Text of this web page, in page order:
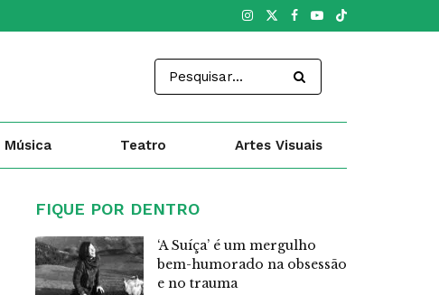
Música Teatro Artes Visuais
FIQUE POR DENTRO
‘A Suíça’ é um mergulho
bem-humorado na obsessão
e no trauma